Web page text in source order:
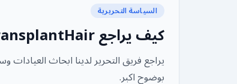
السياسة التحريرية
كيف يراجع TransplantHair المحتوى وينشره
يراجع فريق التحرير لدينا ابحاث
بوضوح اكبر.